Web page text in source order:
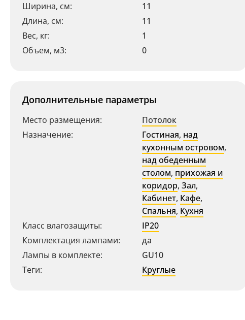
- бесплатно по России
+7 (495) 255-03-21 - бесплатная доставка
Ширина, см:
11
Длина, см:
11
Вес, кг:
1
Объем, м3:
0
Дополнительные параметры
Место размещения:
Потолок
Назначение:
Гостиная, над
кухонным островом,
над обеденным
столом, прихожая и
коридор, Зал,
Кабинет, Кафе,
Спальня, Кухня
Класс влагозащиты:
IP20
Комплектация лампами:
да
Лампы в комплекте:
GU10
Теги:
Круглые